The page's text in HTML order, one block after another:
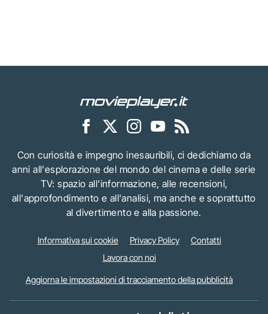
Con curiosità e impegno inesauribili, ci dedichiamo da
anni all'esplorazione del mondo del cinema e delle serie
TV: spazio all'informazione, alle recensioni,
all'approfondimento e all'analisi, ma anche e soprattutto
al divertimento e alla passione.
Informativa sui cookie Privacy Policy
Contatti
Lavora con noi
Aggiorna le impostazioni di tracciamento della pubblicità